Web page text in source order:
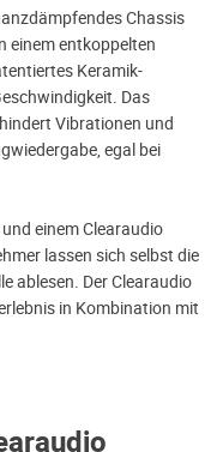
Chassis
einem entkoppelten
Keramik-
Das
Vibrationen und
egal bei
einem Clearaudio
lassen sich selbst die
ablesen. Der Clearaudio
in Kombination mit